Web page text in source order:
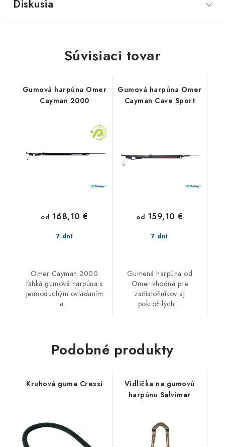
Diskusia
Súvisiaci tovar
Gumová harpúna Omer
Cayman 2000
7 dní
od 168,10 €
Omer Cayman 2000
ľahká gumová harpúna s
jednoduchým ovládaním
a...
Gumová harpúna Omer
Cayman Cave Sport
7 dní
od 159,10 €
Gumená harpúna od
Omer vhodná pre
začiatočníkov aj
pokročilých....
Podobné produkty
Kruhová guma Cressi
Vidlička na gumovú
harpúnu Salvimar